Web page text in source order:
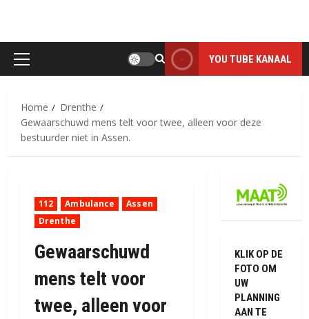
Primair
YOU TUBE KANAAL
Home
Drenthe
Gewaarschuwd mens telt voor twee, alleen voor deze
bestuurder niet in Assen.
112 Ambulance
Assen
Drenthe
Gewaarschuwd
mens telt voor
twee, alleen voor
KLIK OP DE
FOTO OM
UW
PLANNING
AAN TE